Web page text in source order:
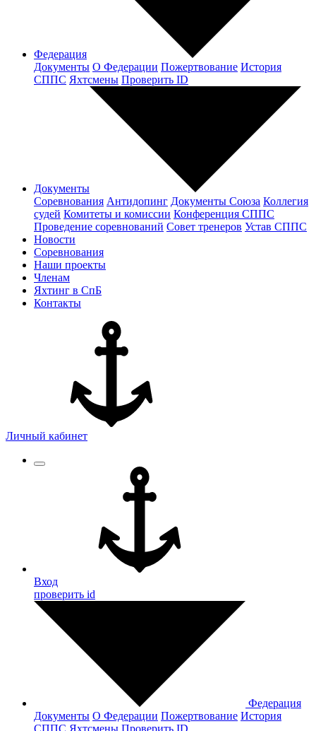
Федерация
Документы О Федерации Пожертвование История
СППС Яхтсмены Проверить ID
Документы
Соревнования Антидопинг Документы Cоюза Коллегия
судей Комитеты и комиссии Конференция СППС
Проведение соревнований Совет тренеров Устав СППС
Новости
Соревнования
Наши проекты
Членам
Яхтинг в СпБ
Контакты
Личный кабинет
Вход
проверить id
Федерация
Документы О Федерации Пожертвование История
СППС Яхтсмены Проверить ID